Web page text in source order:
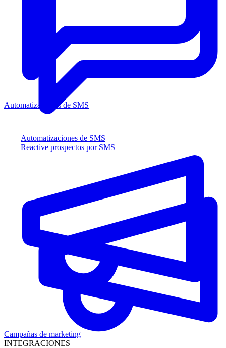
Automatizaciones de SMS
Reactive prospectos por SMS
Automatizaciones de SMS
Campañas de marketing
INTEGRACIONES